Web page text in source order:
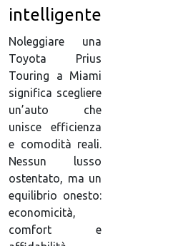
intelligente
Noleggiare una
Toyota Prius
Touring a Miami
significa scegliere
un’auto che
unisce efficienza
e comodità reali.
Nessun lusso
ostentato, ma un
equilibrio onesto:
economicità,
comfort e